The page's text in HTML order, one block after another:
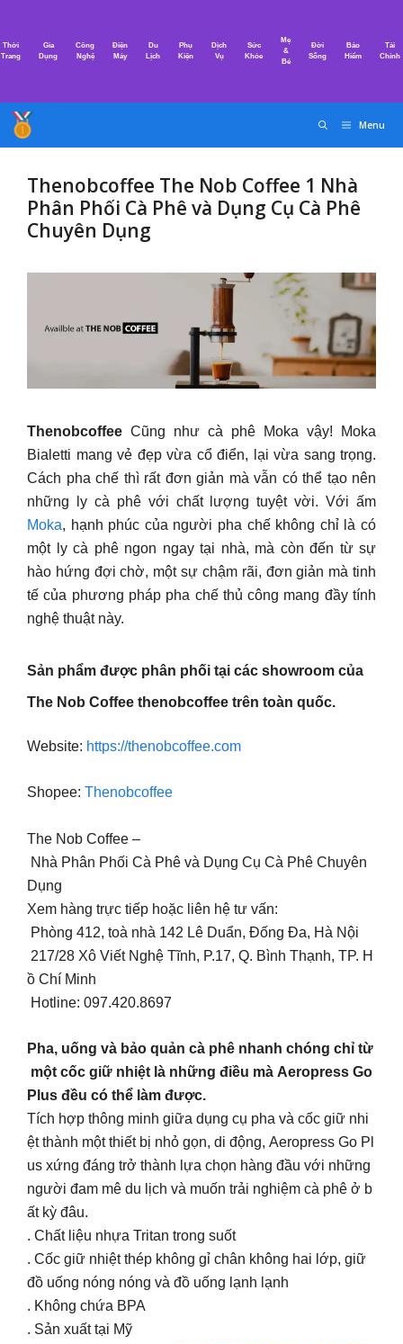
nội
Thời
Trang
Gia
Dụng
Công
Nghệ
Điện
Máy
Du
Lịch
Phụ
Kiện
Dịch
Vụ
Sức
Khỏe
Mẹ
&
Bé
Đời
Sống
Bảo
Hiểm
Tài
Chính
Menu
Thenobcoffee The Nob Coffee 1 Nhà
Phân Phối Cà Phê và Dụng Cụ Cà Phê
Chuyên Dụng
Thenobcoffee Cũng như cà phê Moka vậy! Moka
Bialetti mang vẻ đẹp vừa cổ điển, lại vừa sang trọng.
Cách pha chế thì rất đơn giản mà vẫn có thể tạo nên
những ly cà phê với chất lượng tuyệt vời. Với ấm
Moka, hạnh phúc của người pha chế không chỉ là có
một ly cà phê ngon ngay tại nhà, mà còn đến từ sự
hào hứng đợi chờ, một sự chậm rãi, đơn giản mà tinh
tế của phương pháp pha chế thủ công mang đầy tính
nghệ thuật này.
Sản phẩm được phân phối tại các showroom của
The Nob Coffee thenobcoffee trên toàn quốc.
Website: https://thenobcoffee.com
Shopee: Thenobcoffee
The Nob Coffee –
Nhà Phân Phối Cà Phê và Dụng Cụ Cà Phê Chuyên
Dụng
Xem hàng trực tiếp hoặc liên hệ tư vấn:
Phòng 412, toà nhà 142 Lê Duẩn, Đống Đa, Hà Nội
217/28 Xô Viết Nghệ Tĩnh, P.17, Q. Bình Thạnh, TP. H
ồ Chí Minh
Hotline: 097.420.8697
Pha, uống và bảo quản cà phê nhanh chóng chỉ từ
một cốc giữ nhiệt là những điều mà Aeropress Go
Plus đều có thể làm được.
Tích hợp thông minh giữa dụng cụ pha và cốc giữ nhi
ệt thành một thiết bị nhỏ gọn, di động, Aeropress Go Pl
us xứng đáng trở thành lựa chọn hàng đầu với những
người đam mê du lịch và muốn trải nghiệm cà phê ở b
ất kỳ đâu.
. Chất liệu nhựa Tritan trong suốt
. Cốc giữ nhiệt thép không gỉ chân không hai lớp, giữ
đồ uống nóng nóng và đồ uống lạnh lạnh
. Không chứa BPA
. Sản xuất tại Mỹ